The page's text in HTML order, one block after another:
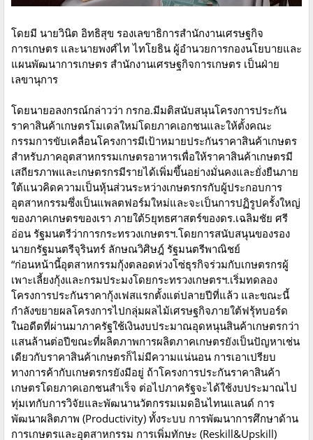
โดยมี นายวินิต อิทธิสุข รองเลขาธิการสำนักงานเศรษฐกิจ
การเกษตร และนายพงศ์ไท ไทโยธิน ผู้อำนวยการกองนโยบายและ
แผนพัฒนาการเกษตร สำนักงานเศรษฐกิจการเกษตร เป็นฝ่าย
เลขานุการ
โดยนายอลงกรณ์กล่าวว่า กรกอ.มีมติสนับสนุนโครงการประกัน
ราคาสินค้าเกษตรโมเดลใหม่โดยภาคเอกชนและให้ตั้งคณะ
กรรมการขับเคลื่อนโครงการมีเป้าหมายประกันราคาสินค้าเกษตร
สำหรับภาคอุตสาหกรรมเกษตรอาหารเพื่อให้ราคาสินค้าเกษตรมี
เสถียรภาพและเกษตรกรมีรายได้เพิ่มขึ้นอย่างมั่นคงและยั่งยืนภาย
ใต้แนวคิดความเป็นหุ้นส่วนระหว่างเกษตรกรกับผู้ประกอบการ
อุตสาหกรรมซึ่งเป็นแพลตฟอร์มใหม่และจะเป็นการปฏิรูปครั้งใหญ่
ของภาคเกษตรของเรา ภายใต้5ยุทธศาสตร์ของดร.เฉลิมชัย ศรี
อ่อน รัฐมนตรีว่าการกระทรวงเกษตรฯ.โดยการสนับสนุนของรอง
นายกรัฐมนตรีจุรินทร์ ลักษณวิศิษฎ์ รัฐมนตรีพาณิชย์
“ก่อนหน้านี้อุตสาหกรรมกุ้งตลอดห่วงโซ่ธุรกิจร่วมกับเกษตรกรผู้
เพาะเลี้ยงกุ้งและกรมประมงโดยกระทรวงเกษตรฯ.เริ่มทดลอง
โครงการประกันราคากุ้งเฟสแรกตั้งแต่ปลายปีที่แล้ว และขณะนี้
กำลังขยายผลโครงการไปกลุ่มผลไม้เศรษฐกิจภายใต้ฟรุ้ทบอร์ด
ในอดีตที่ผ่านมาภาครัฐใช้เงินงบประมาณอุดหนุนสินค้าเกษตรกว่า
แสนล้านต่อปีขณะที่ผลิตภาพการผลิตภาคเกษตรยังเป็นปัญหาเช่น
เดียวกับราคาสินค้าเกษตรก็ไม่มีความแน่นอน การเอาเปรียบ
ทางการค้ากับเกษตรกรยังมีอยู่ ถ้าโครงการประกันราคาสินค้า
เกษตรโดยภาคเอกชนสำเร็จ ต่อไปภาครัฐจะได้ใช้งบประมาณไป
ทุ่มเทกับการวิจัยและพัฒนานวัตกรรมเมดอินไทนแลนด์ การ
พัฒนาผลิตภาพ (Productivity) ทั้งระบบ การพัฒนาการศึกษาด้าน
การเกษตรและอุตสาหกรรม การเพิ่มทักษะ (Reskill&Upskill)